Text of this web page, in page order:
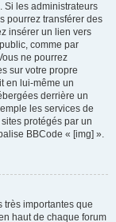
Si les administrateurs
pourrez transférer des
insérer un lien vers
comme par
ne pourrez
sur votre propre
en lui-même un
derrière un
les services de
protégés par un
BBCode « [img] ».
très importantes que
haut de chaque forum